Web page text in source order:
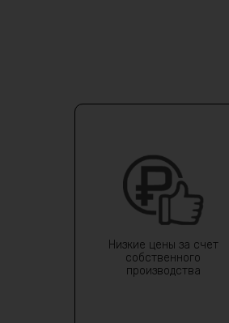
Низкие цены за счет
собственного
производства